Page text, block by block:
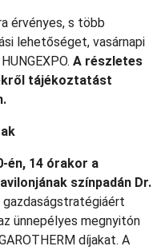
érvényes, s több
lehetőséget, vasárnapi
A részletes
tájékoztatást
én, 14 órakor a
színpadán Dr.
gazdaságstratégiáért
ünnepélyes megnyitón
díjakat. A